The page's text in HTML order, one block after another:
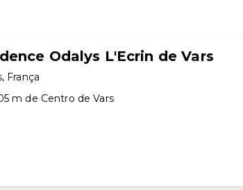
Odalys L'Ecrin de Vars
, França
m de Centro de Vars